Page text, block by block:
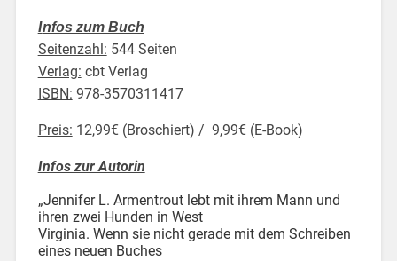
Infos zum Buch
Seitenzahl: 544 Seiten
Verlag: cbt Verlag
ISBN: 978-3570311417
Preis: 12,99€ (Broschiert) / 9,99€ (E-Book)
Infos zur Autorin
„Jennifer L. Armentrout lebt mit ihrem Mann und
ihren zwei Hunden in West
Virginia. Wenn sie nicht gerade mit dem Schreiben
eines neuen Buches